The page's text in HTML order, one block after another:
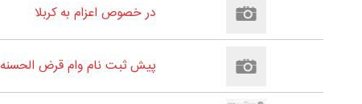
در خصوص اعزام به کربلا
پیش ثبت نام وام قرض الحسنه 60 میلیون تومانی سال 1405- مخصوص بازنشستگان و مستمری بگیران شعبه یک و دو شهرستان زنجان